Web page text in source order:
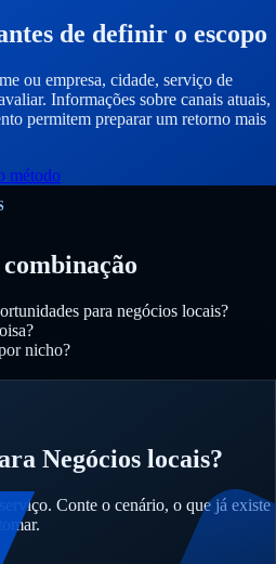
de definir o escopo
ou empresa, cidade, serviço de
Informações sobre canais atuais,
permitem preparar um retorno mais
método
para negócios locais?
nicho?
Negócios locais?
Conte o cenário, o que já existe